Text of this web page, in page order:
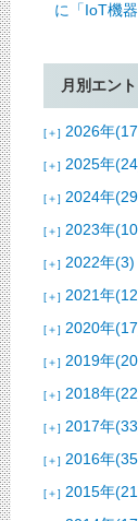
に「IoT機
月別エン
[＋] 2026年
[＋] 2025年
[＋] 2024年
[＋] 2023年
[＋] 2022年(3)
[＋] 2021年
[＋] 2020年
[＋] 2019年
[＋] 2018年
[＋] 2017年
[＋] 2016年
[＋] 2015年